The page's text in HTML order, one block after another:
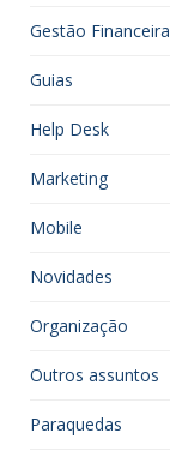
Gestão Financeira
Guias
Help Desk
Marketing
Mobile
Novidades
Organização
Outros assuntos
Paraquedas